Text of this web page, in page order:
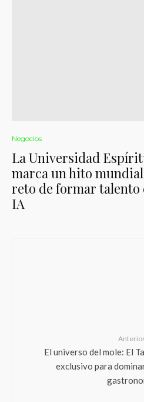
Negocios
La Universidad
marca un hito
reto de formar talento
IA
El universo del mole: El
exclusivo para